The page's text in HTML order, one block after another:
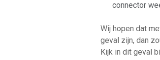
connector
Wij hopen dat
geval zijn, dan
Kijk in dit geval